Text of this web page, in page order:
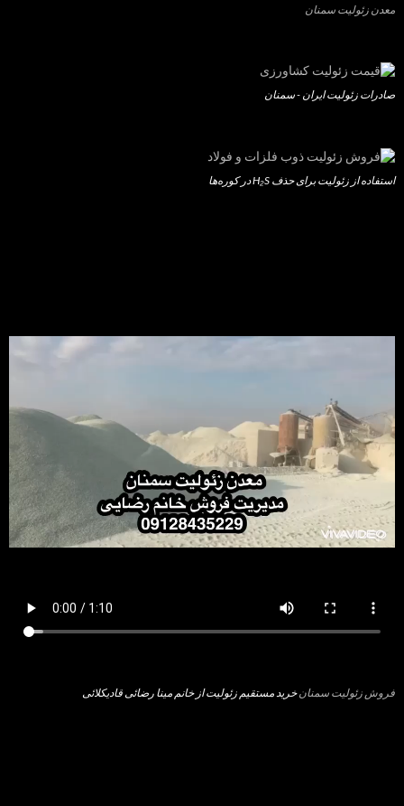
معدن زئولیت سمنان
صادرات زئولیت ایران - سمنان
استفاده از زئولیت برای حذف H₂S در کوره‌ها
فروش زئولیت سمنانخرید مستقیم زئولیت از خانم مینا رضائی قادیکلائی